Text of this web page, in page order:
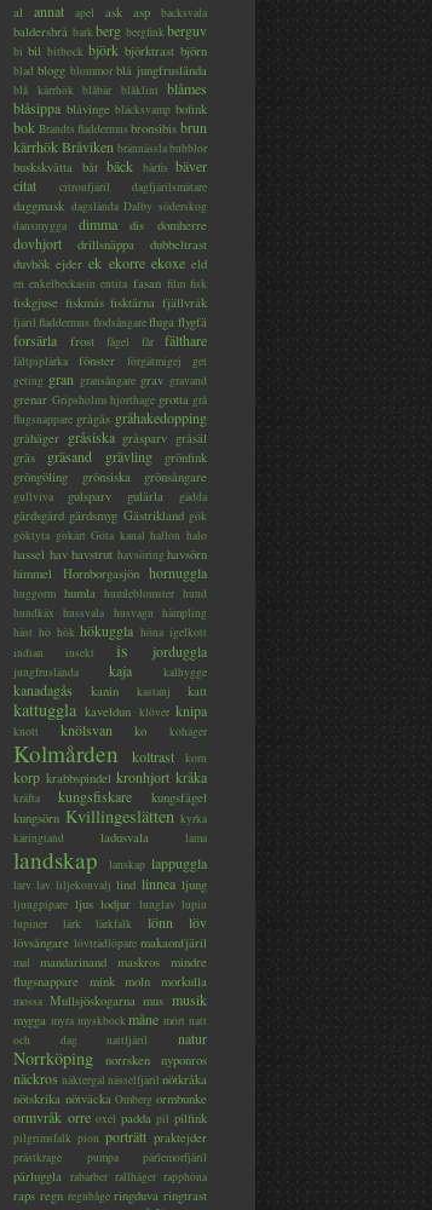
al annat apel ask asp backsvala
baldersbrå barkberg bergfinkberguv
bi bil bitbock björk björktrast björn
blad blogg blommor blå jungfruslända
blå kärrhök blåbär blåklint
blåmes
blåsippa blåvinge bläcksvamp bofink
bok Brandts fladdermus bronsibis brun
kärrhökBråviken brännässlabubblor
buskskvätta båt bäck bärfis bäver
citat
citronfjäril dagfjärilsmätare
daggmask dagslända Dalby söderskog
dansmygga
dimma dis domherre
dovhjort drillsnäppa
dubbeltrast
duvhök ejder ek ekorre ekoxe eld
en enkelbeckasin entita fasan film fisk
fiskgjuse fiskmås fisktärna fjällvråk
fjäril fladdermus flodsångarefluga flygfä
forsärla frost fågel får fälthare
fältpiplärka fönster förgätmigej
get
geting gran gransångare grav gravand
grenar Gripsholms hjorthage grotta grå
flugsnappare grågås gråhakedopping
gråhäger gråsiska gråsparv gråsäl
gräs
gräsand grävling
grönfink
gröngöling
grönsiska grönsångare
gullviva gulsparv gulärla gädda
gärdsgård gärdsmyg Gästrikland gök
göktyta gökärt Göta kanal hallon halo
hassel hav havstrut havsöring havsörn
himmel
Hornborgasjön hornuggla
huggorm humla humleblomster hund
hundkäx
hussvala husvagn
hämpling
häst hö hök hökuggla höna igelkott
indian
insekt is jorduggla
jungfruslända kaja kalhygge
kanadagås kanin kastanj katt
kattuggla kaveldun klöver knipa
knott knölsvan ko kohäger
Kolmården koltrast korn
korp krabbspindel kronhjort kråka
kräfta kungsfiskare
kungsfågel
kungsörn Kvillingeslätten kyrka
käringtand
ladusvala lama
landskap lanskap lappuggla
larv lav liljekonvalj lind linnea ljung
ljungpipare ljus lodjur lunglav lupin
lupiner
lärk lärkfalk lönn löv
lövsångare lövträdlöpare makaonfjäril
mal mandarinand maskros
mindre
flugsnappare
mink moln morkulla
mossa Mullsjöskogarna mus musik
mygga myra myskbock måne mört natt
och dag
nattfjäril natur
Norrköping norrsken nyponros
näckros näktergal nässelfjäril nötkråka
nötskrika nötväcka Omberg ormbunke
ormvråk orre oxel padda pil pilfink
pilgrimsfalk pion porträtt praktejder
prästkrage pumpa pärlemorfjäril
pärluggla rabarber rallhäger rapphöna
raps regn regnbåge ringduva ringtrast